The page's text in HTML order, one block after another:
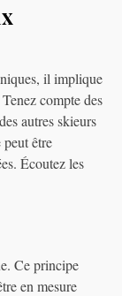
il implique
Tenez compte des
autres skieurs
être
Écoutez les
Ce principe
en mesure